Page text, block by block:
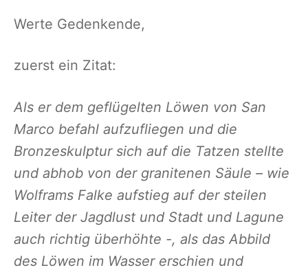
Werte Gedenkende,
zuerst ein Zitat:
Als er dem geflügelten Löwen von San
Marco befahl aufzufliegen und die
Bronzeskulptur sich auf die Tatzen stellte
und abhob von der granitenen Säule – wie
Wolframs Falke aufstieg auf der steilen
Leiter der Jagdlust und Stadt und Lagune
auch richtig überhöhte -, als das Abbild
des Löwen im Wasser erschien und